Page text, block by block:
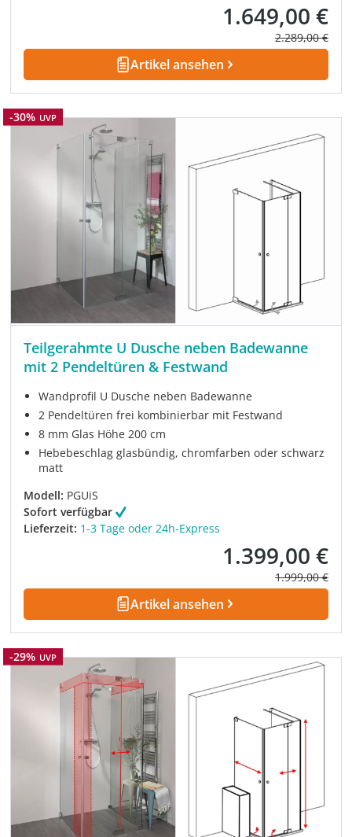
Verkaufspreis:
1.649,00 €
Regulärer
2.289,00 €
Artikel ansehen
Rabatt
-30% UVP
Teilgerahmte U Dusche neben Badewanne
mit 2 Pendeltüren & Festwand
Wandprofil U Dusche neben Badewanne
2 Pendeltüren frei kombinierbar mit Festwand
8 mm Glas Höhe 200 cm
Hebebeschlag glasbündig, chromfarben oder schwarz
matt
Modell: PGUiS
Sofort verfügbar
Lieferzeit: 1-3 Tage oder 24h-Express
Verkaufspreis:
1.399,00 €
Regulärer
1.999,00 €
Artikel ansehen
Rabatt
-29% UVP